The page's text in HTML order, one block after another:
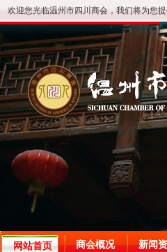
欢迎您光临温州市四川商会，我们将为您提
网站首页 商会概况 新闻